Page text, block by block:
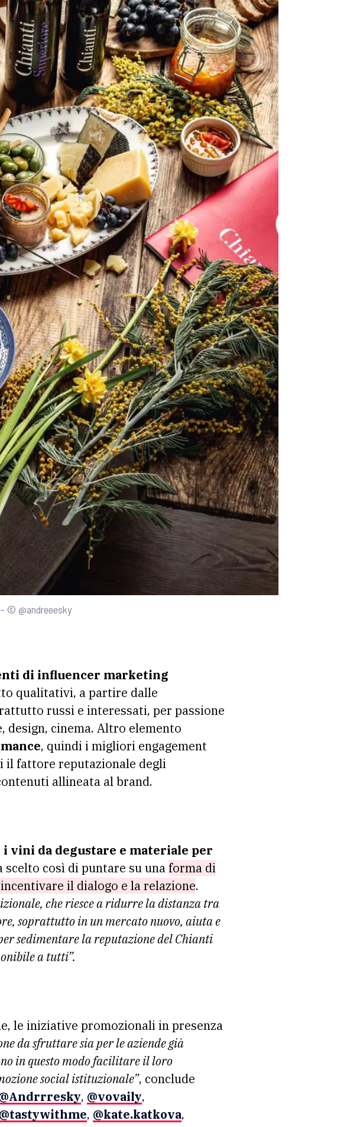
© @andreeesky
di influencer marketing
qualitativi, a partire dalle
russi e interessati, per passione
design, cinema. Altro elemento
, quindi i migliori engagement
il fattore reputazionale degli
allineata al brand.
vini da degustare e materiale per
scelto così di puntare su una forma di
il dialogo e la relazione.
che riesce a ridurre la distanza tra
soprattutto in un mercato nuovo, aiuta e
sedimentare la reputazione del Chianti
a tutti”.
le iniziative promozionali in presenza
da sfruttare sia per le aziende già
in questo modo facilitare il loro
social istituzionale”, conclude
, @vovaily,
@tastywithme, @kate.katkova,